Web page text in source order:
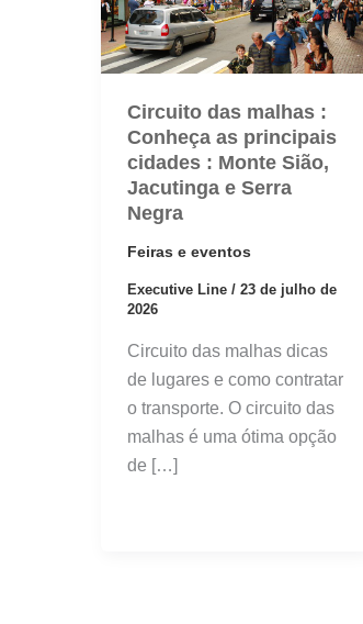
Circuito das malhas :
Conheça as principais
cidades : Monte Sião,
Jacutinga e Serra
Negra
Feiras e eventos
Executive Line / 23 de julho de
2026
Circuito das malhas dicas
de lugares e como contratar
o transporte. O circuito das
malhas é uma ótima opção
de […]